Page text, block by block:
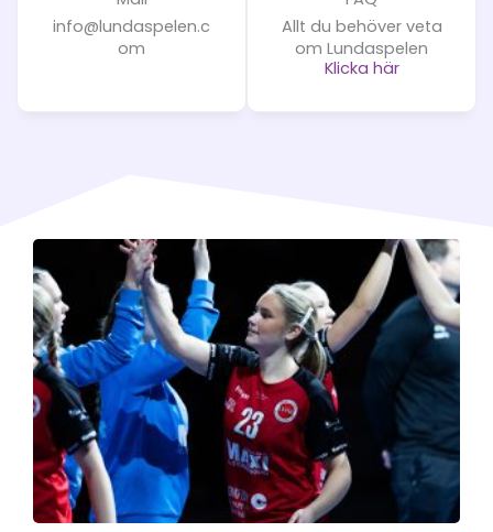
info@lundaspelen.c
om
Allt du behöver veta
om Lundaspelen
Klicka här